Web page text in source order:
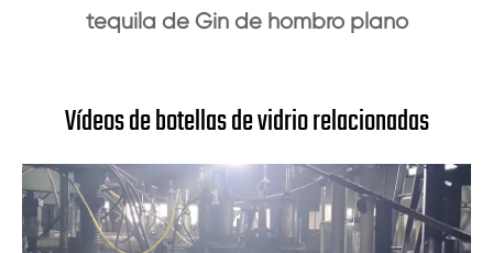
tequila de Gin de hombro plano
Vídeos de botellas de vidrio relacionadas